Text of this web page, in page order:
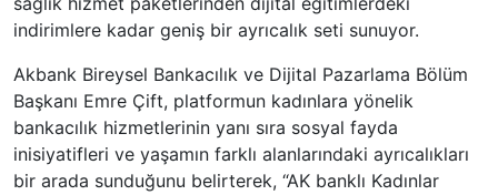
indirimlere kadar geniş bir ayrıcalık seti sunuyor.
Akbank Bireysel Bankacılık ve Dijital Pazarlama Bölüm
Başkanı Emre Çift, platformun kadınlara yönelik
bankacılık hizmetlerinin yanı sıra sosyal fayda
inisiyatifleri ve yaşamın farklı alanlarındaki ayrıcalıkları
bir arada sunduğunu belirterek, “AK banklı Kadınlar